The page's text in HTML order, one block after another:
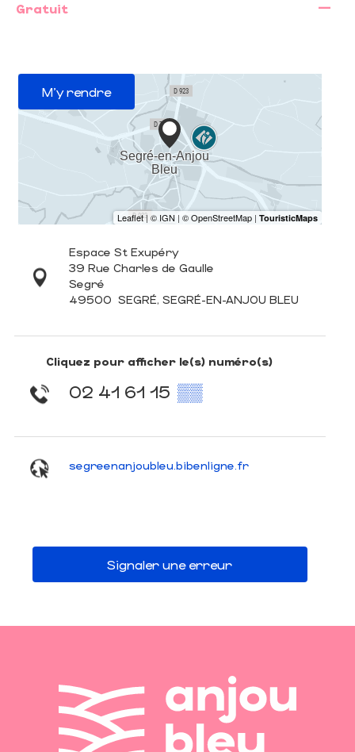
Gratuit —
M'y rendre
Espace St Exupéry
39 Rue Charles de Gaulle
Segré
49500 SEGRÉ, SEGRÉ-EN-ANJOU BLEU
Cliquez pour afficher le(s) numéro(s)
02 41 61 15 ▒▒
segreenanjoubleu.bibenligne.fr
Signaler une erreur